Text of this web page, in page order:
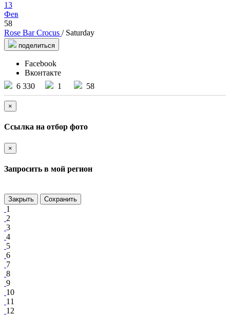
13
Фев
58
Rose Bar Crocus / Saturday
поделиться
Facebook
Вконтакте
6 330
1 58
×
Ссылка на отбор фото
×
Запросить в мой регион
Закрыть Сохранить
1
2
3
4
5
6
7
8
9
10
11
12